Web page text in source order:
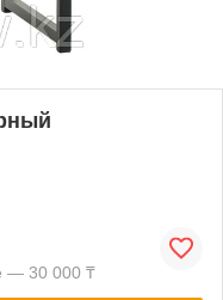
— 30 000 ₸